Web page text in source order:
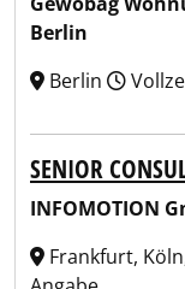
Berlin
Berlin
SENIOR
INFOMOTION
Frankfurt,